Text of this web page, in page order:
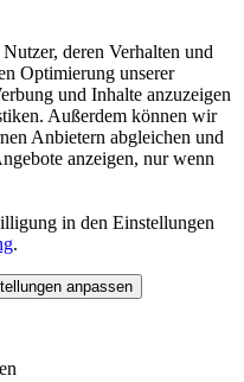
deren Verhalten und
Optimierung unserer
und Inhalte anzuzeigen
Außerdem können wir
Anbietern abgleichen und
anzeigen, nur wenn
in den Einstellungen
.
anpassen